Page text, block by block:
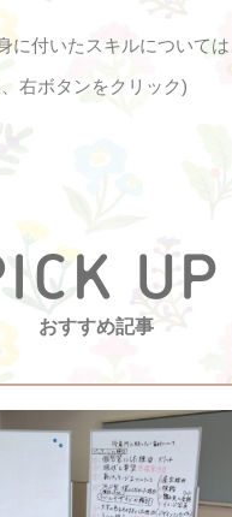
に付いたスキルについて
右ボタンをクリック)
おすすめ記事